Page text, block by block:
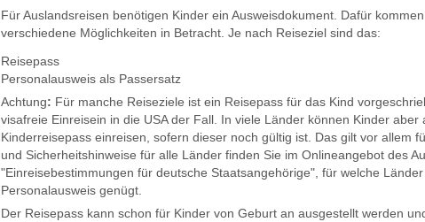
Für Auslandsreisen benötigen Kinder ein Ausweisdokument. Dafür
verschiedene Möglichkeiten in Betracht. Je nach Reiseziel sind das:
Reisepass
Personalausweis als Passersatz
Achtung: Für manche Reiseziele ist ein Reisepass für das Kind
visafreie Einreisein in die USA der Fall. In viele Länder können Kinder
Kinderreisepass einreisen, sofern dieser noch gültig ist. Das gilt vor allem
und Sicherheitshinweise für alle Länder finden Sie im Onlineangebot des
"Einreisebestimmungen für deutsche Staatsangehörige", für welche
Personalausweis genügt.
Der Reisepass kann schon für Kinder von Geburt an ausgestellt werden